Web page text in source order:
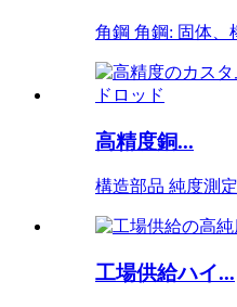
角鋼 角鋼: 固体、
高精度銅...
構造部品 純度測
工場供給ハイ...